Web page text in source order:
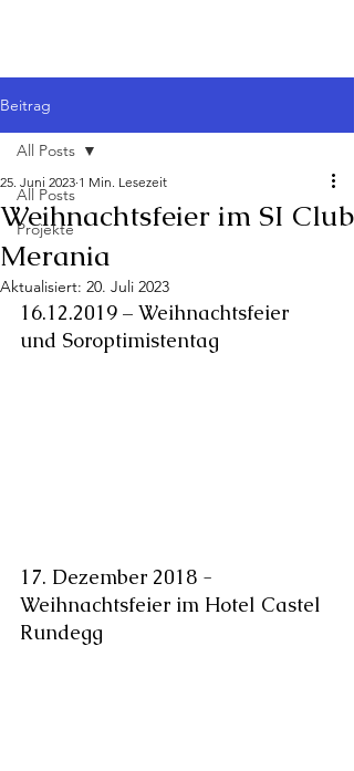
Beitrag
All Posts
Projekte
All Posts
Weihnachtsfeier im SI Club
Merania
25. Juni 2023 1 Min. Lesezeit
Aktualisiert: 20. Juli 2023
16.12.2019 – Weihnachtsfeier
und Soroptimistentag
17. Dezember 2018 -
Weihnachtsfeier im Hotel Castel
Rundegg